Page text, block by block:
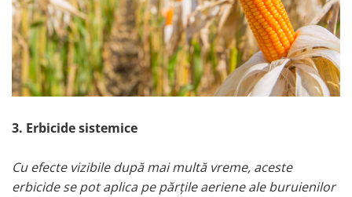
3. Erbicide sistemice
Cu efecte vizibile după mai multă vreme, aceste
erbicide se pot aplica pe părțile aeriene ale buruienilor